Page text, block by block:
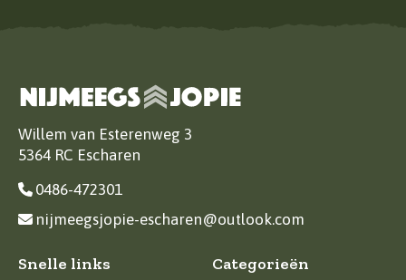
Willem van Esterenweg 3
5364 RC Escharen
0486-472301
nijmeegsjopie-escharen@outlook.com
Snelle links Categorieën